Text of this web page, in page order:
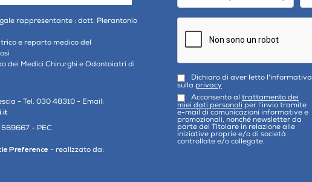
rappresentante : dott. Pierantonio
e reparto medico del
dei Medici Chirurghi e Odontoiatri di
- Tel. 030 48310 - Email:
- PEC
Preference - realizzato da:
Dichiaro di aver letto l'informativa
sulla privacy
Acconsento al trattamento dei
miei dati personali per l’invio tramite
e-mail di comunicazioni informative e
promozionali, nonché newsletter da
parte del Titolare in relazione alle
iniziative proprie e/o di società
controllate e/o collegate.